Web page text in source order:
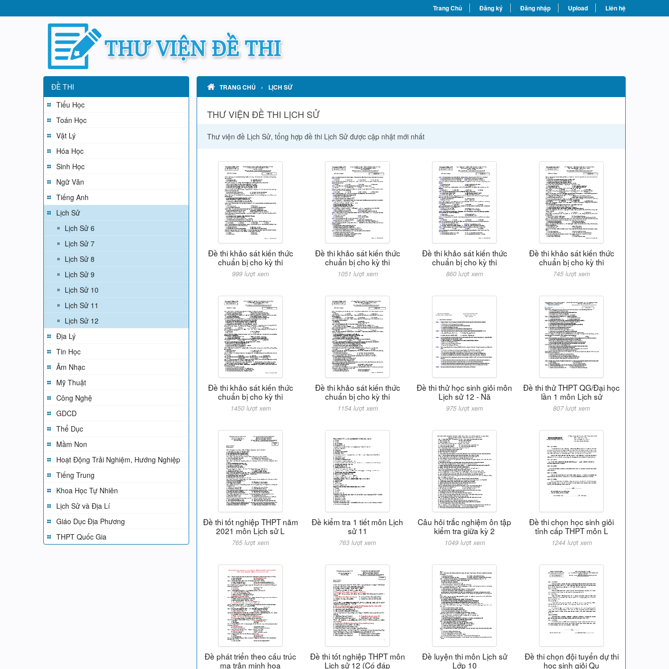
Trang Chủ Đăng ký Đăng nhập Upload Liên hệ
ĐỀ THI
Tiểu Học
Toán Học
Vật Lý
Hóa Học
Sinh Học
Ngữ Văn
Tiếng Anh
Lịch Sử
Lịch Sử 6
Lịch Sử 7
Lịch Sử 8
Lịch Sử 9
Lịch Sử 10
Lịch Sử 11
Lịch Sử 12
Địa Lý
Tin Học
Âm Nhạc
Mỹ Thuật
Công Nghệ
GDCD
Thể Dục
Mầm Non
Hoạt Động Trải Nghiệm, Hướng Nghiệp
Tiếng Trung
Khoa Học Tự Nhiên
Lịch Sử và Địa Lí
Giáo Dục Địa Phương
THPT Quốc Gia
TRANG CHỦ › LỊCH SỬ
THƯ VIỆN ĐỀ THI LỊCH SỬ
Thư viện đề Lịch Sử, tổng hợp đề thi Lịch Sử được cập nhật mới nhất
Đề thi khảo sát kiến thức
chuẩn bị cho kỳ thi
999 lượt xem
Đề thi khảo sát kiến thức
chuẩn bị cho kỳ thi
1051 lượt xem
Đề thi khảo sát kiến thức
chuẩn bị cho kỳ thi
860 lượt xem
Đề thi khảo sát kiến thức
chuẩn bị cho kỳ thi
745 lượt xem
Đề thi khảo sát kiến thức
chuẩn bị cho kỳ thi
1450 lượt xem
Đề thi khảo sát kiến thức
chuẩn bị cho kỳ thi
1154 lượt xem
Đề thi thử học sinh giỏi môn
Lịch sử 12 - Nă
975 lượt xem
Đề thi thử THPT QG/Đại học
lần 1 môn Lịch sử
807 lượt xem
Đề thi tốt nghiệp THPT năm
2021 môn Lịch sử L
765 lượt xem
Đề kiểm tra 1 tiết môn Lịch
sử 11
763 lượt xem
Câu hỏi trắc nghiệm ôn tập
kiểm tra giữa kỳ 2
1049 lượt xem
Đề thi chọn học sinh giỏi
tỉnh cấp THPT môn L
1244 lượt xem
Đề phát triển theo cấu trúc
ma trận minh họa
Đề thi tốt nghiệp THPT môn
Lịch sử 12 (Có đáp
Đề luyện thi môn Lịch sử
Lớp 10
Đề thi chọn đội tuyển dự thi
học sinh giỏi Qu